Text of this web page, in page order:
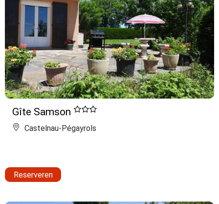
Gîte Samson
Castelnau-Pégayrols
Reserveren